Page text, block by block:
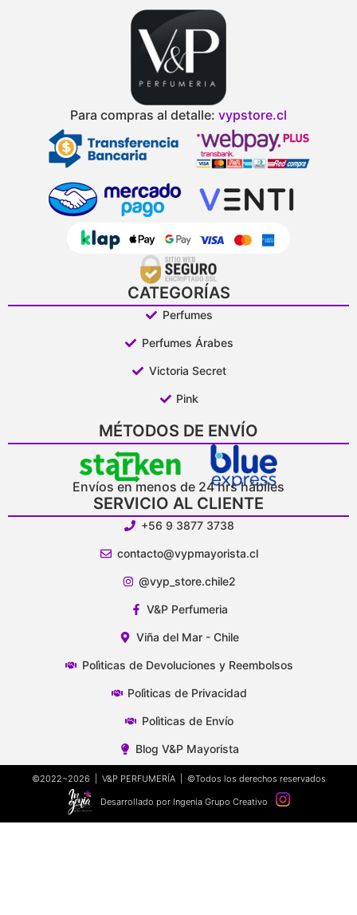
Para compras al detalle: vypstore.cl
CATEGORÍAS
Perfumes
Perfumes Árabes
Victoria Secret
Pink
MÉTODOS DE ENVÍO
Envíos en menos de 24 hrs hábiles
SERVICIO AL CLIENTE
+56 9 3877 3738
contacto@vypmayorista.cl
@vyp_store.chile2
V&P Perfumeria
Viña del Mar - Chile
Polìticas de Devoluciones y Reembolsos
Polìticas de Privacidad
Polìticas de Envío
Blog V&P Mayorista
©2022~2026 | V&P PERFUMERÍA | ©Todos los derechos reservados
Desarrollado por Ingenia Grupo Creativo